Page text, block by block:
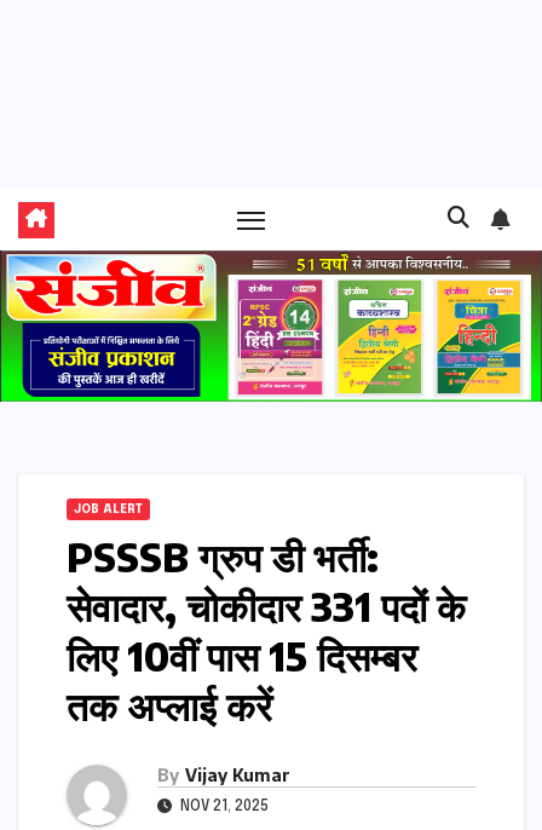
JOB ALERT
PSSSB ग्रुप डी भर्ती:
सेवादार, चोकीदार 331 पदों के
लिए 10वीं पास 15 दिसम्बर
तक अप्लाई करें
By Vijay Kumar
NOV 21, 2025